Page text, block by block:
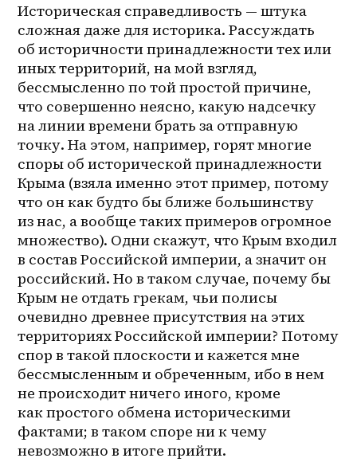
Историческая справедливость — штука
сложная даже для историка. Рассуждать
об историчности принадлежности тех или
иных территорий, на мой взгляд,
бессмысленно по той простой причине,
что совершенно неясно, какую надсечку
на линии времени брать за отправную
точку. На этом, например, горят многие
споры об исторической принадлежности
Крыма (взяла именно этот пример, потому
что он как будто бы ближе большинству
из нас, а вообще таких примеров огромное
множество). Одни скажут, что Крым входил
в состав Российской империи, а значит он
российский. Но в таком случае, почему бы
Крым не отдать грекам, чьи полисы
очевидно древнее присутствия на этих
территориях Российской империи? Потому
спор в такой плоскости и кажется мне
бессмысленным и обреченным, ибо в нем
не происходит ничего иного, кроме
как простого обмена историческими
фактами; в таком споре ни к чему
невозможно в итоге прийти.